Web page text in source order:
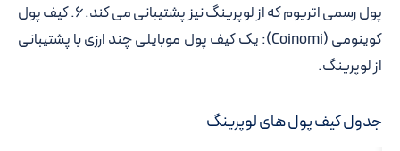
پول رسمی اتریوم که از لوپرینگ نیز پشتیبانی می کند. ۶.
کیف پول
کوینومی (Coinomi):
یک کیف پول موبایلی چند ارزی با پشتیبانی
از لوپرینگ.
جدول کیف پول های لوپرینگ